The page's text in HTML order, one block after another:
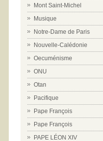
Mont Saint-Michel
Musique
Notre-Dame de Paris
Nouvelle-Calédonie
Oecuménisme
ONU
Otan
Pacifique
Pape François
Pape François
PAPE LÉON XIV